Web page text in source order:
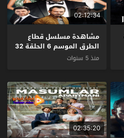
02:12:34
مشاهدة مسلسل قطاع
الطرق الموسم 6 الحلقة 32
مترجم
منذ 5 سنوات
02:35:20